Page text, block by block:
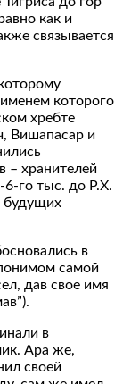
как и
связывается
которого
хребте
Вишапасар и
– хранителей
го тыс. до Р.Х.
будущих
в
самой
дав свое имя
в
Ара же,
своей